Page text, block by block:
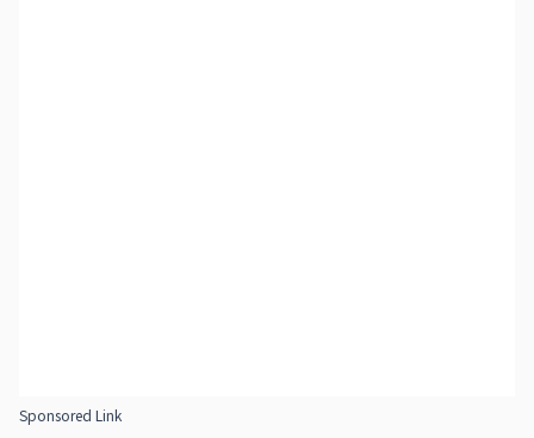
Sponsored Link